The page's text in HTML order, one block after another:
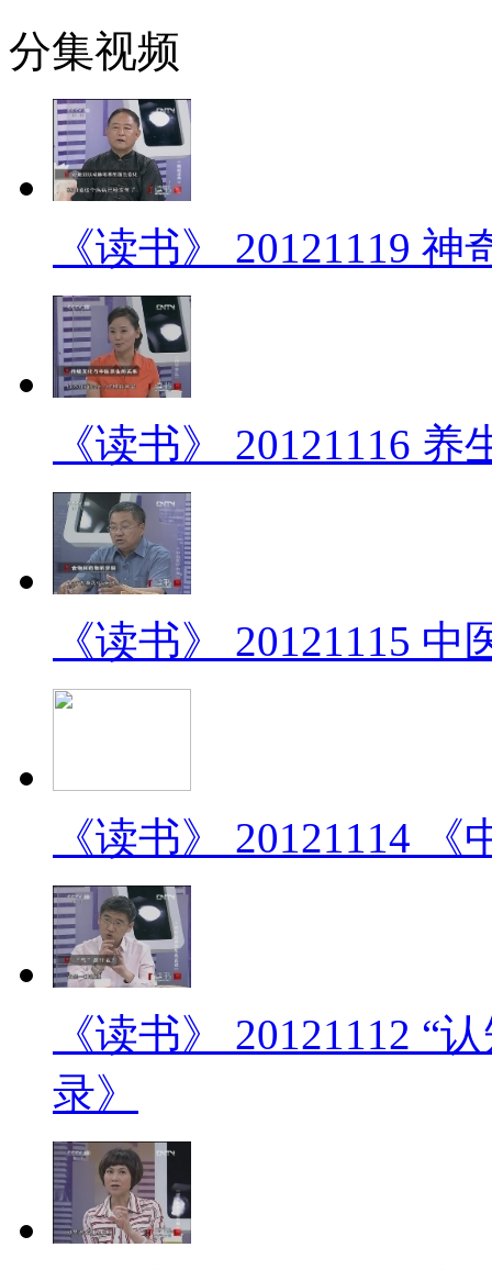
分集视频
《读书》 20121119
《读书》 20121116
《读书》 20121115
《读书》 20121114
《读书》 20121112 “
录》